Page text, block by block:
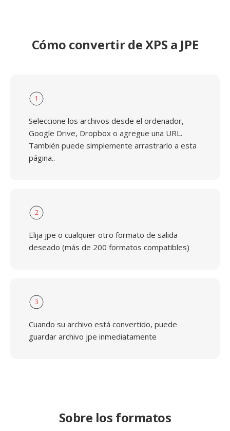
Cómo convertir de XPS a JPE
1
Seleccione los archivos desde el ordenador,
Google Drive, Dropbox o agregue una URL.
También puede simplemente arrastrarlo a esta
página..
2
Elija jpe o cualquier otro formato de salida
deseado (más de 200 formatos compatibles)
3
Cuando su archivo está convertido, puede
guardar archivo jpe inmediatamente
Sobre los formatos